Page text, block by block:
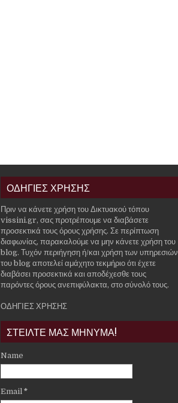
ΟΔΗΓΙΕΣ ΧΡΗΣΗΣ
Πριν να κάνετε χρήση του Δικτυακού τόπου
vissini.gr, σας προτρέπουμε να διαβάσετε
προσεκτικά τους όρους χρήσης. Σε περίπτωση
διαφωνίας, παρακαλούμε να μην κάνετε χρήση του
blog. Τυχόν περιήγηση ή/και χρήση των υπηρεσιών
του blog αποτελεί αμάχητο τεκμήριο ότι έχετε
διαβάσει προσεκτικά και αποδέχεσθε τους
παρόντες όρους ανεπιφύλακτα, στο σύνολό τους.
ΟΔΗΓΙΕΣ ΧΡΗΣΗΣ
ΣΤΕΙΛΤΕ ΜΑΣ ΜΗΝΥΜΑ!
Name
Email *